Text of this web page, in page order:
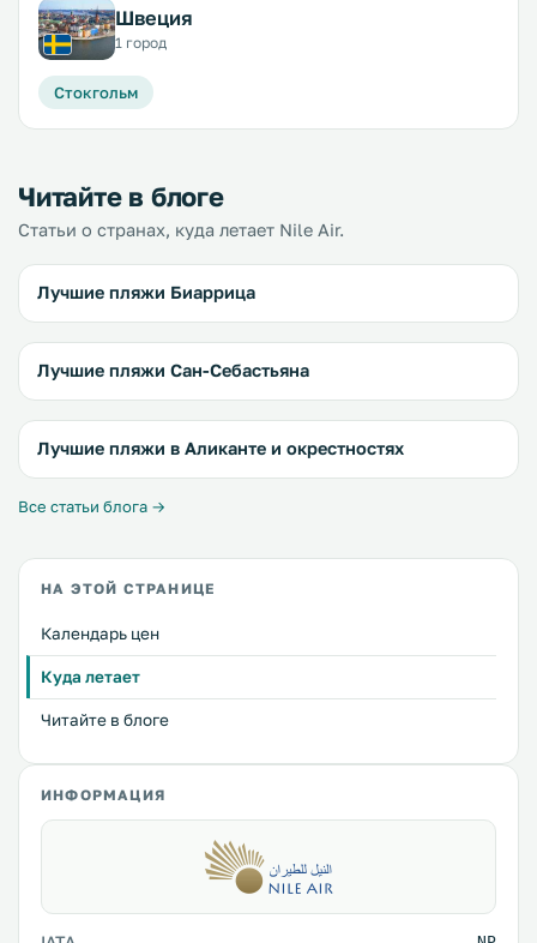
Швеция
1 город
Стокгольм
Читайте в блоге
Статьи о странах, куда летает Nile Air.
Лучшие пляжи Биаррица
Лучшие пляжи Сан-Себастьяна
Лучшие пляжи в Аликанте и окрестностях
Все статьи блога →
НА ЭТОЙ СТРАНИЦЕ
Календарь цен
Куда летает
Читайте в блоге
ИНФОРМАЦИЯ